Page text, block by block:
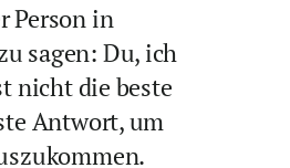
Person in
sagen: Du, ich
nicht die beste
Antwort, um